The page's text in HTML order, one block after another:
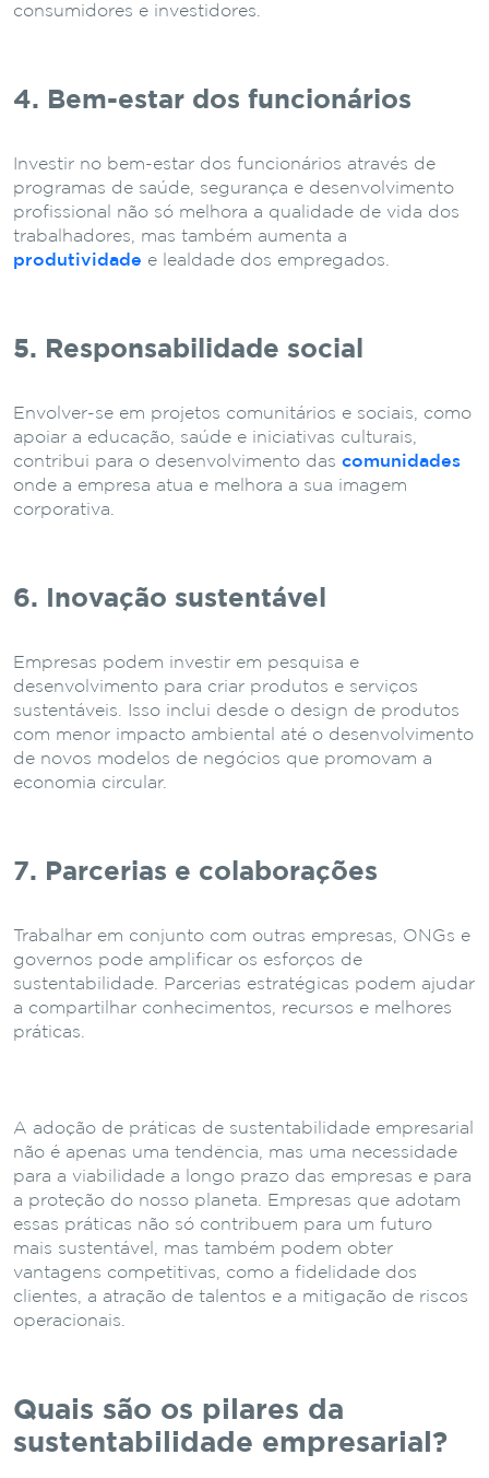
consumidores e investidores.
4. Bem-estar dos funcionários
Investir no bem-estar dos funcionários através de
programas de saúde, segurança e desenvolvimento
profissional não só melhora a qualidade de vida dos
trabalhadores, mas também aumenta a
produtividade e lealdade dos empregados.
5. Responsabilidade social
Envolver-se em projetos comunitários e sociais, como
apoiar a educação, saúde e iniciativas culturais,
contribui para o desenvolvimento das comunidades
onde a empresa atua e melhora a sua imagem
corporativa.
6. Inovação sustentável
Empresas podem investir em pesquisa e
desenvolvimento para criar produtos e serviços
sustentáveis. Isso inclui desde o design de produtos
com menor impacto ambiental até o desenvolvimento
de novos modelos de negócios que promovam a
economia circular.
7. Parcerias e colaborações
Trabalhar em conjunto com outras empresas, ONGs e
governos pode amplificar os esforços de
sustentabilidade. Parcerias estratégicas podem ajudar
a compartilhar conhecimentos, recursos e melhores
práticas.
A adoção de práticas de sustentabilidade empresarial
não é apenas uma tendência, mas uma necessidade
para a viabilidade a longo prazo das empresas e para
a proteção do nosso planeta. Empresas que adotam
essas práticas não só contribuem para um futuro
mais sustentável, mas também podem obter
vantagens competitivas, como a fidelidade dos
clientes, a atração de talentos e a mitigação de riscos
operacionais.
Quais são os pilares da
sustentabilidade empresarial?